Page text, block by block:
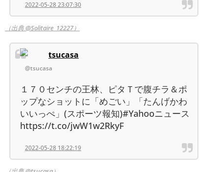
2022-05-28 23:07:30
（出典 @Solitaire_12227）
tsucasa
@tsucasa
１７０センチの王林、ピタＴで腹チラ＆ポ
ップなショットに「めごい」「たんげかわ
いいっぺ」(スポーツ報知)#Yahooニュース
https://t.co/jwW1w2RkyF
2022-05-28 18:22:19